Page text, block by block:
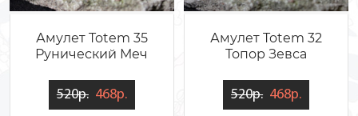
Амулет Totem 35
Рунический Меч
520р. 468р.
Амулет Totem 32
Топор Зевса
520р. 468р.